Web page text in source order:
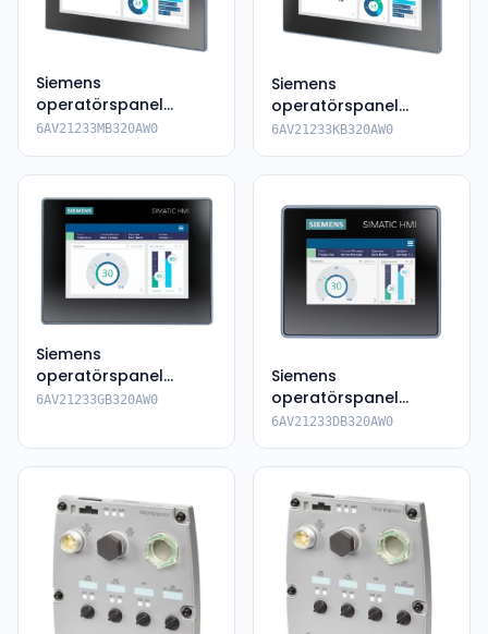
Siemens
operatörspanel
6AV2123-3MB32-
6AV21233MB320AW0
Siemens
operatörspanel
6AV2123-3KB32-0AW0
6AV21233KB320AW0
Siemens
operatörspanel
6AV2123-3GB32-
6AV21233GB320AW0
Siemens
operatörspanel
6AV2123-3DB32-0AW0
6AV21233DB320AW0